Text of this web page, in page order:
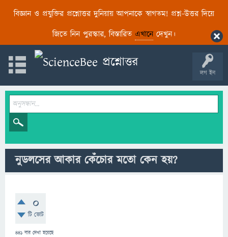
বিজ্ঞান ও প্রযুক্তির প্রশ্নোত্তর দুনিয়ায় আপনাকে স্বাগতম! প্রশ্ন-উত্তর দিয়ে
জিতে নিন পুরস্কার, বিস্তারিত এখানেদেখুন।
লগ ইন
নুডলসের আকার কেঁচোর মতো কেন হয়?
0
টি ভোট
441 বার দেখা হয়েছে